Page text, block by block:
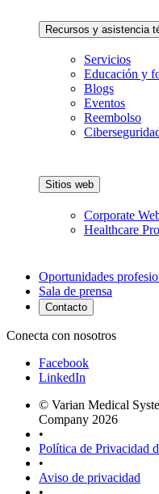
Recursos y asistencia
Servicios
Educación y
Blogs
Eventos
Reembolso
Sitios web
Corporate
Healthcare
Oportunidades
Sala de prensa
Contacto
Conecta con nosotros
Facebook
LinkedIn
© Varian Medical
Company 2026
•
Política de Privacidad
•
Aviso de privacidad